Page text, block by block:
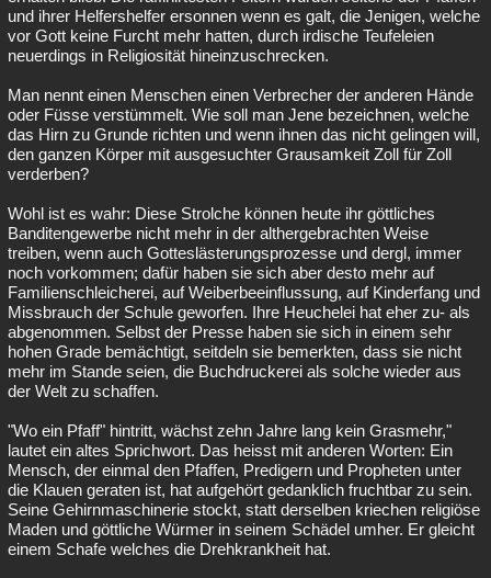
und ihrer Helfershelfer ersonnen wenn es galt, die Jenigen, welche
vor Gott keine Furcht mehr hatten, durch irdische Teufeleien
neuerdings in Religiosität hineinzuschrecken.
Man nennt einen Menschen einen Verbrecher der anderen Hände
oder Füsse verstümmelt. Wie soll man Jene bezeichnen, welche
das Hirn zu Grunde richten und wenn ihnen das nicht gelingen will,
den ganzen Körper mit ausgesuchter Grausamkeit Zoll für Zoll
verderben?
Wohl ist es wahr: Diese Strolche können heute ihr göttliches
Banditengewerbe nicht mehr in der althergebrachten Weise
treiben, wenn auch Gotteslästerungsprozesse und dergl, immer
noch vorkommen; dafür haben sie sich aber desto mehr auf
Familienschleicherei, auf Weiberbeeinflussung, auf Kinderfang und
Missbrauch der Schule geworfen. Ihre Heuchelei hat eher zu- als
abgenommen. Selbst der Presse haben sie sich in einem sehr
hohen Grade bemächtigt, seitdeln sie bemerkten, dass sie nicht
mehr im Stande seien, die Buchdruckerei als solche wieder aus
der Welt zu schaffen.
"Wo ein Pfaff" hintritt, wächst zehn Jahre lang kein Grasmehr,"
lautet ein altes Sprichwort. Das heisst mit anderen Worten: Ein
Mensch, der einmal den Pfaffen, Predigern und Propheten unter
die Klauen geraten ist, hat aufgehört gedanklich fruchtbar zu sein.
Seine Gehirnmaschinerie stockt, statt derselben kriechen religiöse
Maden und göttliche Würmer in seinem Schädel umher. Er gleicht
einem Schafe welches die Drehkrankheit hat.